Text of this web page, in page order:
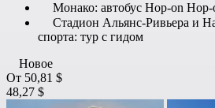
Монако: автобус Hop-on
Стадион Альянс-Ривьера и
спорта: тур с гидом
Новое
От 50,81 $
48,27 $